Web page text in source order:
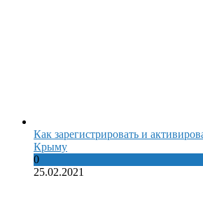
Как зарегистрировать и
Крыму
0
25.02.2021